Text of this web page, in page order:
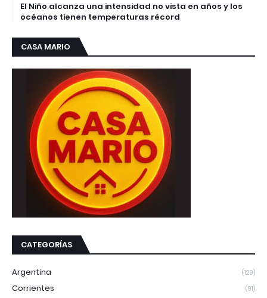
El Niño alcanza una intensidad no vista en años y los
océanos tienen temperaturas récord
CASA MARIO
CATEGORÍAS
Argentina (129)
Corrientes (91)